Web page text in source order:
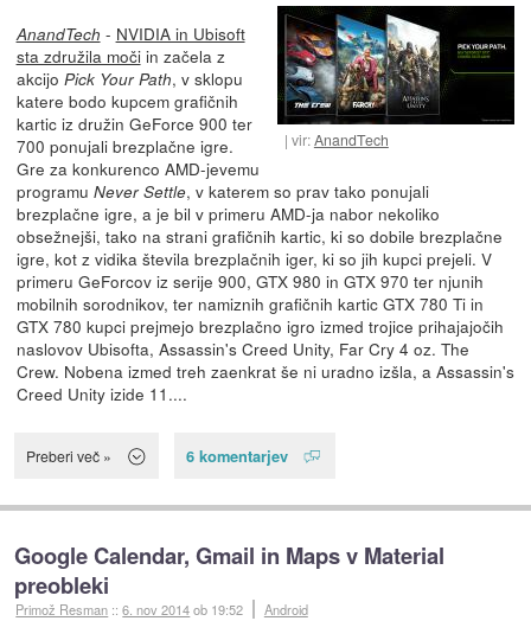
vir:AnandTech
AnandTech - NVIDIA in Ubisoft
sta združila močiin začela z
akcijo Pick Your Path, v sklopu
katere bodo kupcem grafičnih
kartic iz družin GeForce 900 ter
700 ponujali brezplačne igre.
Gre za konkurenco AMD-jevemu
programu Never Settle, v katerem so prav tako ponujali
brezplačne igre, a je bil v primeru AMD-ja nabor nekoliko
obsežnejši, tako na strani grafičnih kartic, ki so dobile brezplačne
igre, kot z vidika števila brezplačnih iger, ki so jih kupci prejeli. V
primeru GeForcov iz serije 900, GTX 980 in GTX 970 ter njunih
mobilnih sorodnikov, ter namiznih grafičnih kartic GTX 780 Ti in
GTX 780 kupci prejmejo brezplačno igro izmed trojice prihajajočih
naslovov Ubisofta, Assassin's Creed Unity, Far Cry 4 oz. The
Crew. Nobena izmed treh zaenkrat še ni uradno izšla, a Assassin's
Creed Unity izide 11....
Preberi več » 6 komentarjev
Google Calendar, Gmail in Maps v Material
preobleki
Primož Resman ::6. nov 2014ob 19:52 Android